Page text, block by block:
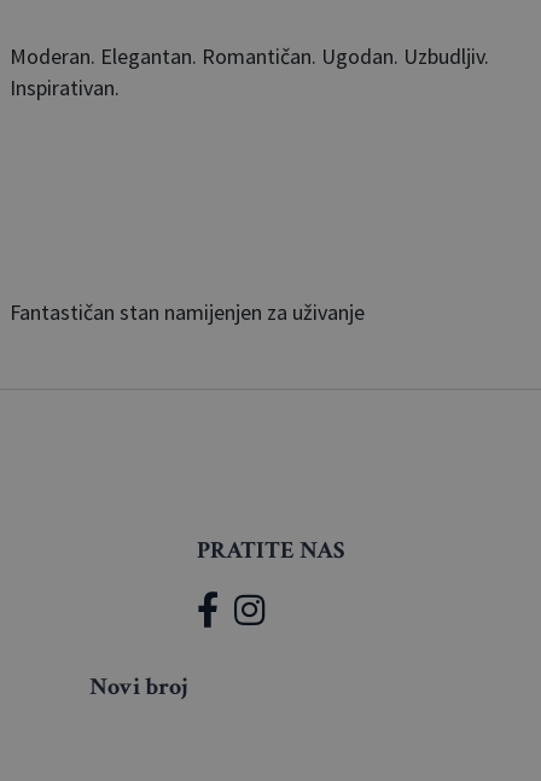
Moderan. Elegantan. Romantičan. Ugodan. Uzbudljiv.
Inspirativan.
Fantastičan stan namijenjen za uživanje
PRATITE NAS
Novi broj